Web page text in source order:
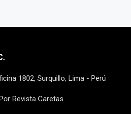
1802, Surquillo, Lima - Perú
Revista Caretas